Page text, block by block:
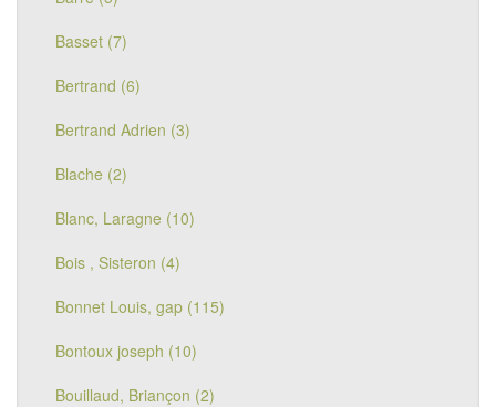
Basset (7)
Bertrand (6)
Bertrand Adrien (3)
Blache (2)
Blanc, Laragne (10)
Bois , Sisteron (4)
Bonnet Louis, gap (115)
Bontoux joseph (10)
Bouillaud, Briançon (2)